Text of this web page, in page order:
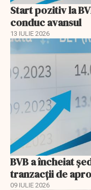
Start pozitiv la
conduc avansul
13 IULIE 2026
BVB a încheiat
tranzacții de
09 IULIE 2026